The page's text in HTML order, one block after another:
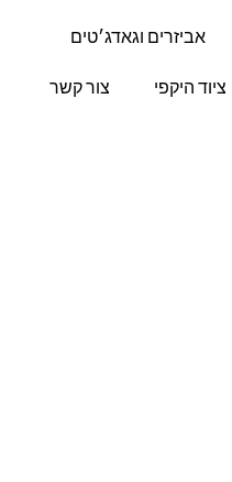
אביזרים וגאדג׳טים
ציוד היקפי צור קשר